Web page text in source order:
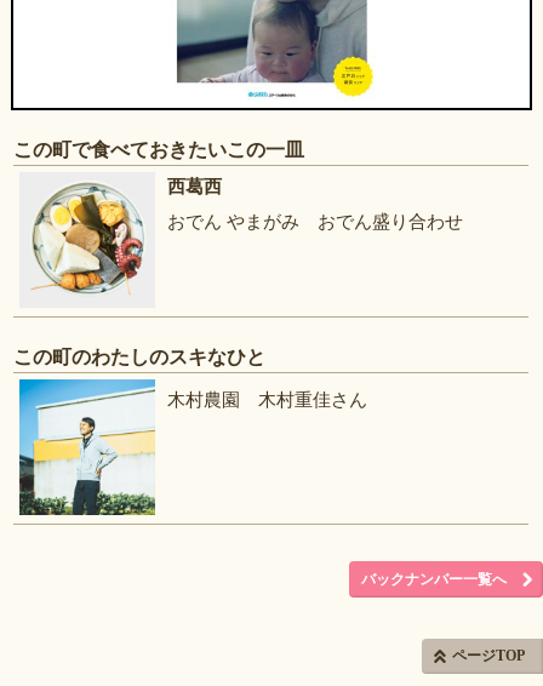
この町で食べておきたいこの一皿
西葛西
おでん やまがみ おでん盛り合わせ
この町のわたしのスキなひと
木村農園 木村重佳さん
バックナンバー一覧へ
ページTOP